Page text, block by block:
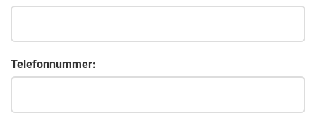
Telefonnummer: